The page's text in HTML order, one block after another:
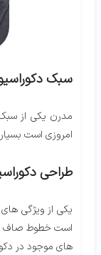
سبک
مدرن یکی از
امروزی است
طراحی
یکی از ویژگی
است خطوط صاف و
های موجود در